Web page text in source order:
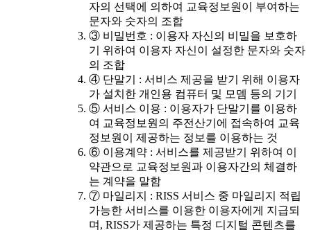
자의 선택에 의하여 교육정보원이 부여하는
문자와 숫자의 조합
③ 비밀번호 : 이용자 자신의 비밀을 보호하
기 위하여 이용자 자신이 설정한 문자와 숫자
의 조합
④ 단말기 : 서비스 제공을 받기 위해 이용자
가 설치한 개인용 컴퓨터 및 모뎀 등의 기기
⑤ 서비스 이용 : 이용자가 단말기를 이용하
여 교육정보원의 주전산기에 접속하여 교육
정보원이 제공하는 정보를 이용하는 것
⑥ 이용계약 : 서비스를 제공받기 위하여 이
약관으로 교육정보원과 이용자간의 체결하
는 계약을 말함
⑦ 마일리지 : RISS 서비스 중 마일리지 적립
가능한 서비스를 이용한 이용자에게 지급되
며, RISS가 제공하는 특정 디지털 콘텐츠를